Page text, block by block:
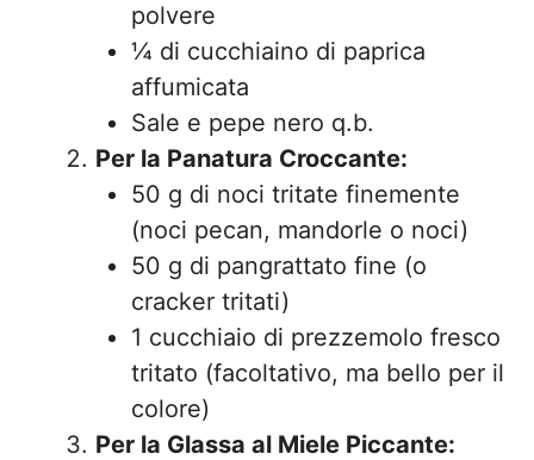
polvere
¼ di cucchiaino di paprica
affumicata
Sale e pepe nero q.b.
Per la Panatura Croccante:
50 g di noci tritate finemente
(noci pecan, mandorle o noci)
50 g di pangrattato fine (o
cracker tritati)
1 cucchiaio di prezzemolo fresco
tritato (facoltativo, ma bello per il
colore)
Per la Glassa al Miele Piccante: